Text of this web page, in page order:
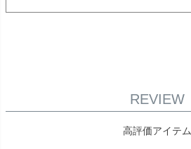
REVIEW
高評価アイテム